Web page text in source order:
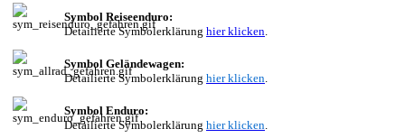
Symbol Reiseenduro:
Detailierte Symbolerklärung hier klicken.
Symbol Geländewagen:
Detailierte Symbolerklärung hier klicken.
Symbol Enduro:
Detailierte Symbolerklärung hier klicken.